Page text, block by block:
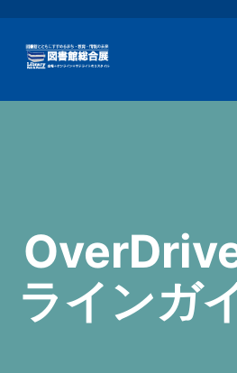
ー
用
メ
ラインガ